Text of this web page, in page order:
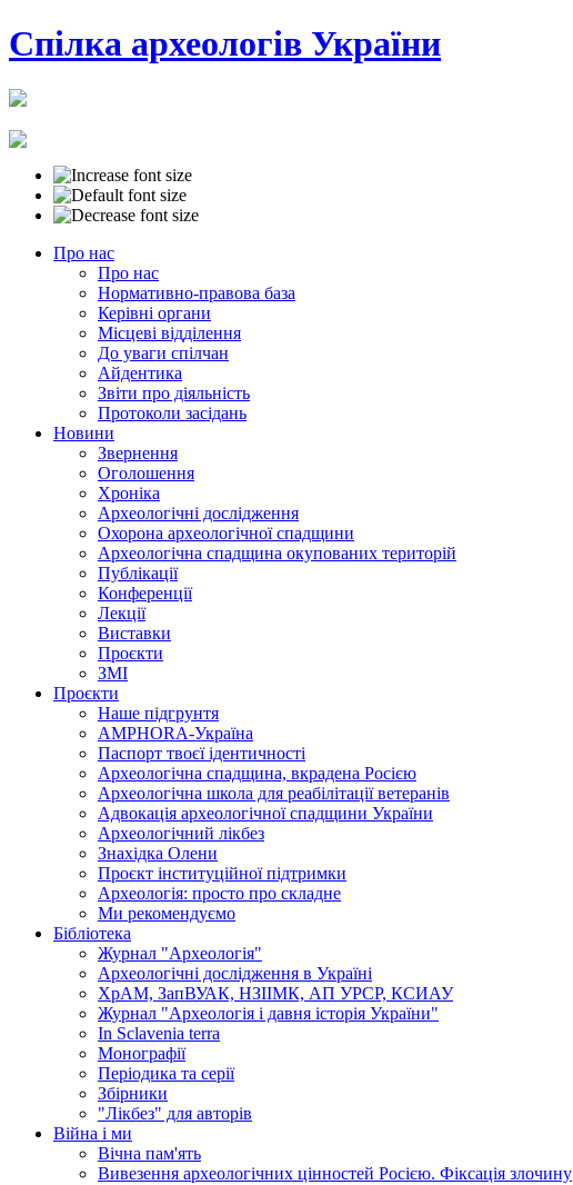
Cпілка археологів України
Про нас
Про нас
Нормативно-правова база
Керівні органи
Місцеві відділення
До уваги спілчан
Айдентика
Звіти про діяльність
Протоколи засідань
Новини
Звернення
Оголошення
Хроніка
Археологічні дослідження
Охорона археологічної спадщини
Археологічна спадщина окупованих територій
Публікації
Конференції
Лекції
Виставки
Проєкти
ЗМІ
Проєкти
Наше підгрунтя
AMPHORA-Україна
Паспорт твоєї ідентичності
Археологічна спадщина, вкрадена Росією
Археологічна школа для реабілітації ветеранів
Адвокація археологічної спадщини України
Археологічний лікбез
Знахідка Олени
Проєкт інституційної підтримки
Археологія: просто про складне
Ми рекомендуємо
Бібліотека
Журнал "Археологія"
Археологічні дослідження в Україні
ХрАМ, ЗапВУАК, НЗІІМК, АП УРСР, КСИАУ
Журнал "Археологія і давня історія України"
In Sclavenia terra
Монографії
Періодика та серії
Збірники
"Лікбез" для авторів
Війна і ми
Вічна пам'ять
Вивезення археологічних цінностей Росією. Фіксація злочину